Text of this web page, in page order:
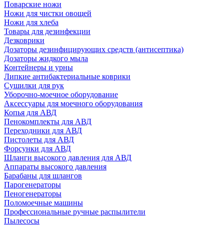
Поварские ножи
Ножи для чистки овощей
Ножи для хлеба
Товары для дезинфекции
Дезковрики
Дозаторы дезинфицирующих средств (антисептика)
Дозаторы жидкого мыла
Контейнеры и урны
Липкие антибактериальные коврики
Сушилки для рук
Уборочно-моечное оборудование
Аксессуары для моечного оборудования
Копья для АВД
Пенокомплекты для АВД
Переходники для АВД
Пистолеты для АВД
Форсунки для АВД
Шланги высокого давления для АВД
Аппараты высокого давления
Барабаны для шлангов
Парогенераторы
Пеногенераторы
Поломоечные машины
Профессиональные ручные распылители
Пылесосы